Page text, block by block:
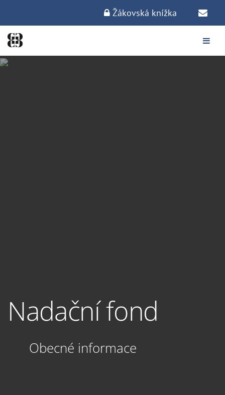
Žákovská knížka
Nadační fond
Obecné informace